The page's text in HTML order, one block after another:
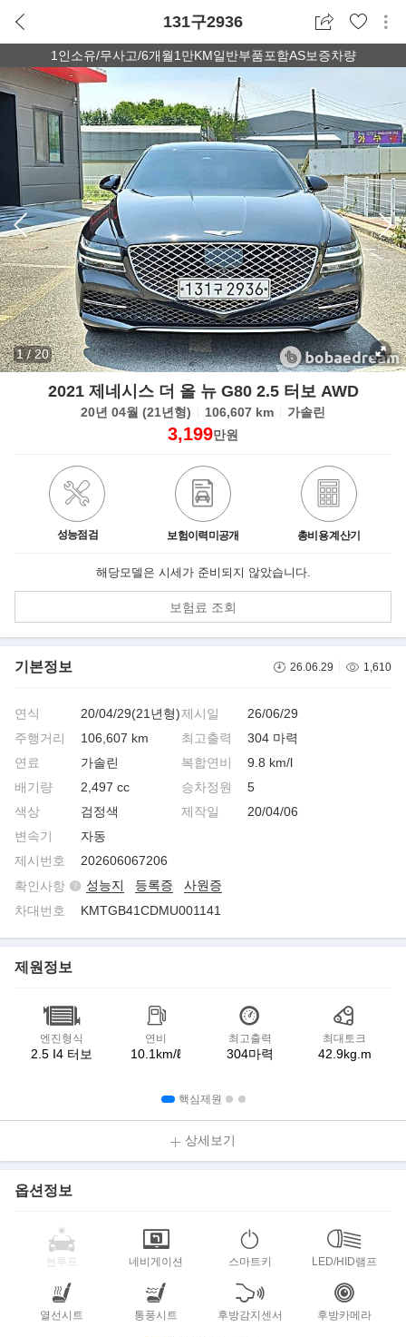
131구2936
1인소유/무사고/6개월1만KM일반부품포함AS보증차량
1/20
2021 제네시스 더 올 뉴 G80 2.5 터보 AWD
20년 04월 (21년형) 106,607 km 가솔린
3,199만원
성능점검 보험이력미공개 총비용 계산기
해당모델은 시세가 준비되지 않았습니다.
보험료 조회
기본정보 26.06.29 1,610
연식
20/04/29(21년형)
주행거리
106,607 km
연료
가솔린
배기량
2,497 cc
색상
검정색
변속기
자동
제시번호
202606067206
제시일
26/06/29
최고출력
304 마력
복합연비
9.8 km/l
승차정원
5
제작일
20/04/06
확인사항 성능지 등록증
사원증
차대번호
KMTGB41CDMU001141
제원정보
엔진형식
2.5 I4 터보
연비
10.1km/ℓ
최고출력
304마력
최대토크
42.9kg.m
핵심제원
상세보기
옵션정보
썬루프 네비게이션 스마트키 LED/HID램프
열선시트 통풍시트 후방감지센서 후방카메라